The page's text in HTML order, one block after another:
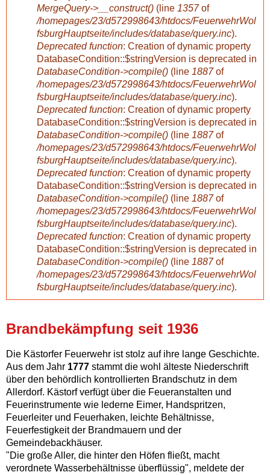
e
h
l
e
r
m
e
l
d
u
g
MergeQuery->__construct() (line 1357of
/homepages/23/d572998643/htdocs/FeuerwehrWol
fsburgHauptseite/includes/database/query.inc).
Deprecated function: Creation of dynamic property
DatabaseCondition::$stringVersion is deprecated in
DatabaseCondition->compile() (line 1887of
/homepages/23/d572998643/htdocs/FeuerwehrWol
fsburgHauptseite/includes/database/query.inc).
Deprecated function: Creation of dynamic property
DatabaseCondition::$stringVersion is deprecated in
DatabaseCondition->compile() (line 1887of
/homepages/23/d572998643/htdocs/FeuerwehrWol
fsburgHauptseite/includes/database/query.inc).
Deprecated function: Creation of dynamic property
DatabaseCondition::$stringVersion is deprecated in
DatabaseCondition->compile() (line 1887of
/homepages/23/d572998643/htdocs/FeuerwehrWol
fsburgHauptseite/includes/database/query.inc).
Deprecated function: Creation of dynamic property
DatabaseCondition::$stringVersion is deprecated in
DatabaseCondition->compile() (line 1887of
/homepages/23/d572998643/htdocs/FeuerwehrWol
fsburgHauptseite/includes/database/query.inc).
Brandbekämpfung seit 1936
Die Kästorfer Feuerwehr ist stolz auf ihre lange Geschichte.
Aus dem Jahr 1777 stammt die wohl älteste Niederschrift
über den behördlich kontrollierten Brandschutz in dem
Allerdorf. Kästorf verfügt über die Feueranstalten und
Feuerinstrumente wie lederne Eimer, Handspritzen,
Feuerleiter und Feuerhaken, leichte Behältnisse,
Feuerfestigkeit der Brandmauern und der
Gemeindebackhäuser.
"Die große Aller, die hinter den Höfen fließt, macht
verordnete Wasserbehältnisse überflüssig", meldete der